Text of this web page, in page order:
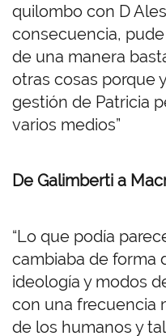
quilombo con D
consecuencia,
de una manera
otras cosas porque
gestión de Patricia
varios medios”
De Galimberti a
“Lo que podía
cambiaba de forma
ideología y modos
con una frecuencia
de los humanos y